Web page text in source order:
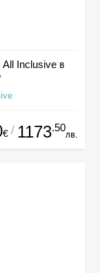
All Inclusive в
€ / 1173.50
лв.